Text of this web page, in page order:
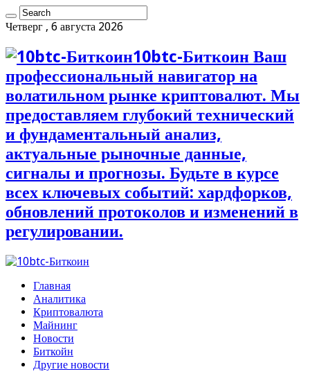
Четверг , 6 августа 2026
10btc-Биткоин Ваш
профессиональный навигатор на
волатильном рынке криптовалют. Мы
предоставляем глубокий технический
и фундаментальный анализ,
актуальные рыночные данные,
сигналы и прогнозы. Будьте в курсе
всех ключевых событий: хардфорков,
обновлений протоколов и изменений в
регулировании.
Главная
Аналитика
Криптовалюта
Майнинг
Новости
Биткойн
Другие новости